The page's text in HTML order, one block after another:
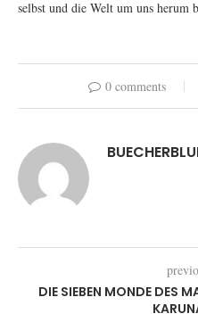
selbst und die Welt um uns herum
0 comments
DIE SIEBEN MONDE DES